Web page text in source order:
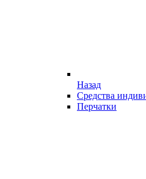
Назад
Средства
Перчатки